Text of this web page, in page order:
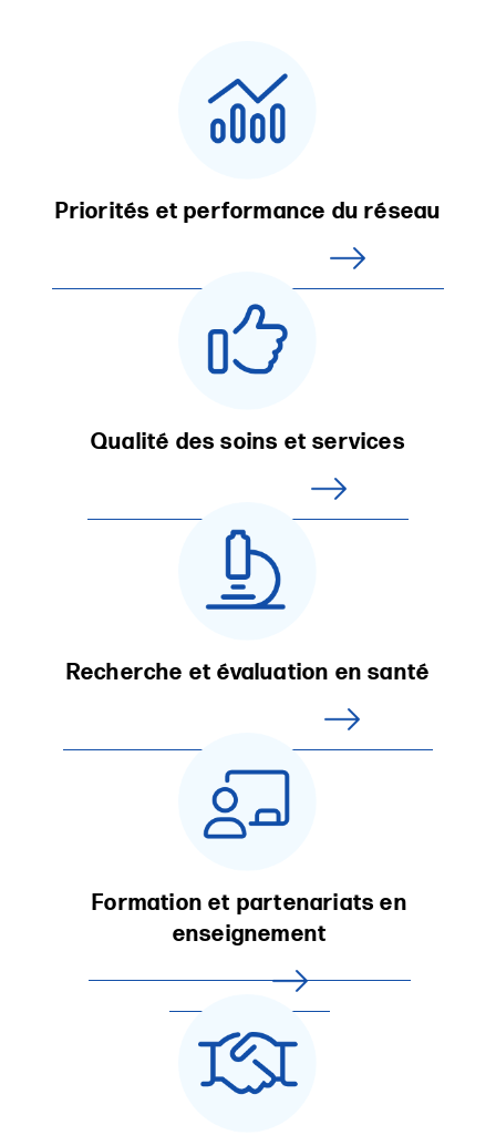
Priorités et performance du réseau
Qualité des soins et services
Recherche et évaluation en santé
Formation et partenariats en
enseignement